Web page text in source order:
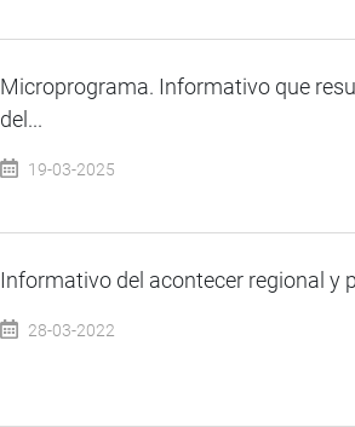
Microprograma. Informativo que
del...
19-03-2025
Informativo del acontecer regional y
28-03-2022